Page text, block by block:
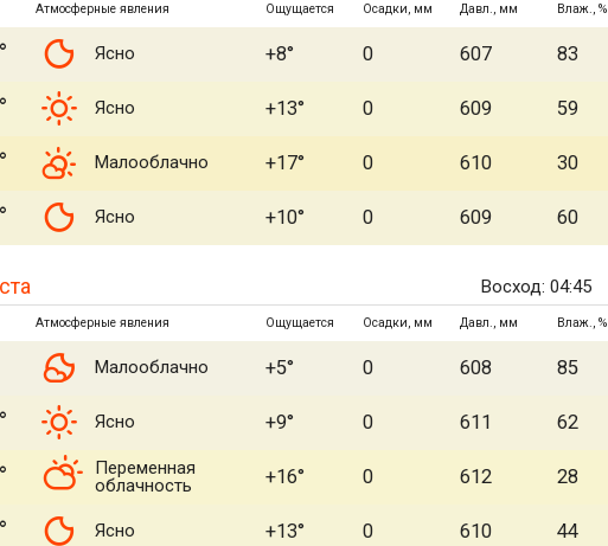
Атмосферные явления Ощущается Осадки, мм Давл., мм Влаж., %
Ясно +8° 0 607 83
Ясно +13° 0 609 59
Малооблачно +17° 0 610 30
Ясно +10° 0 609 60
Восход: 04:45
Атмосферные явления Ощущается Осадки, мм Давл., мм Влаж., %
Малооблачно +5° 0 608 85
Ясно +9° 0 611 62
Переменная
облачность
+16° 0 612 28
Ясно +13° 0 610 44